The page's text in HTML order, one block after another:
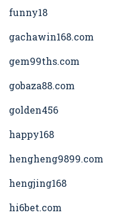
funny18
gachawin168.com
gem99ths.com
gobaza88.com
golden456
happy168
hengheng9899.com
hengjing168
hi6bet.com